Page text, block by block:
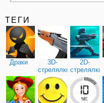
ТЕГИ
Драки
3D-
стрелялки
2D-
стрелялки